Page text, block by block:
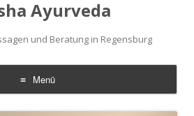
Ayurveda
und Beratung in Regensburg
Menü